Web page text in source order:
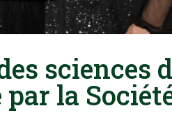
sciences
la